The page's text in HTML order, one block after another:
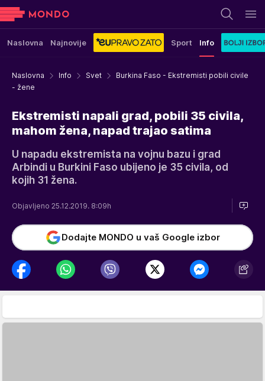
Naslovna Najnovije Sport Info
Naslovna Info Svet
Burkina Faso - Ekstremisti pobili civile
- žene
Ekstremisti napali grad, pobili 35 civila,
mahom žena, napad trajao satima
U napadu ekstremista na vojnu bazu i grad
Arbindi u Burkini Faso ubijeno je 35 civila, od
kojih 31 žena.
Objavljeno 25.12.2019. 8:09h
Dodajte MONDO u vaš Google izbor